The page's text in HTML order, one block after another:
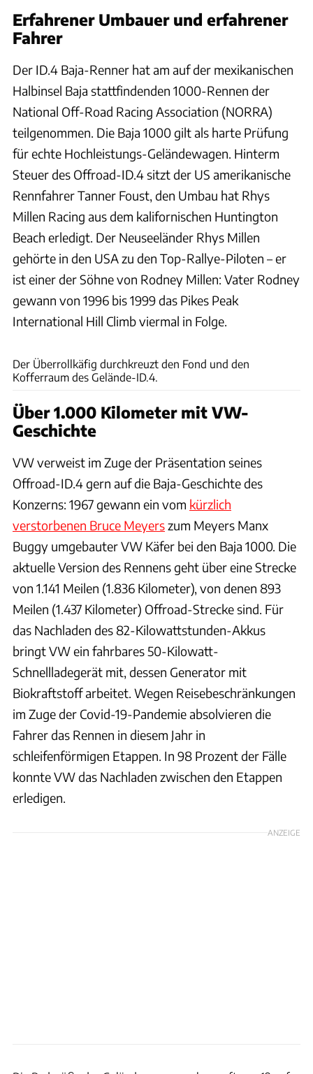
Erfahrener Umbauer und erfahrener
Fahrer
Der ID.4 Baja-Renner hat am auf der mexikanischen
Halbinsel Baja stattfindenden 1000-Rennen der
National Off-Road Racing Association (NORRA)
teilgenommen. Die Baja 1000 gilt als harte Prüfung
für echte Hochleistungs-Geländewagen. Hinterm
Steuer des Offroad-ID.4 sitzt der US amerikanische
Rennfahrer Tanner Foust, den Umbau hat Rhys
Millen Racing aus dem kalifornischen Huntington
Beach erledigt. Der Neuseeländer Rhys Millen
gehörte in den USA zu den Top-Rallye-Piloten – er
ist einer der Söhne von Rodney Millen: Vater Rodney
gewann von 1996 bis 1999 das Pikes Peak
International Hill Climb viermal in Folge.
Der Überrollkäfig durchkreuzt den Fond und den
Kofferraum des Gelände-ID.4.
Über 1.000 Kilometer mit VW-
Geschichte
VW verweist im Zuge der Präsentation seines
Offroad-ID.4 gern auf die Baja-Geschichte des
Konzerns: 1967 gewann ein vom kürzlich
verstorbenen Bruce Meyerszum Meyers Manx
Buggy umgebauter VW Käfer bei den Baja 1000. Die
aktuelle Version des Rennens geht über eine Strecke
von 1.141 Meilen (1.836 Kilometer), von denen 893
Meilen (1.437 Kilometer) Offroad-Strecke sind. Für
das Nachladen des 82-Kilowattstunden-Akkus
bringt VW ein fahrbares 50-Kilowatt-
Schnellladegerät mit, dessen Generator mit
Biokraftstoff arbeitet. Wegen Reisebeschränkungen
im Zuge der Covid-19-Pandemie absolvieren die
Fahrer das Rennen in diesem Jahr in
schleifenförmigen Etappen. In 98 Prozent der Fälle
konnte VW das Nachladen zwischen den Etappen
erledigen.
ANZEIGE